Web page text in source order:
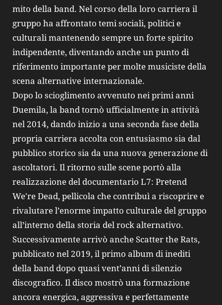
mito della band. Nel corso della loro carriera il
gruppo ha affrontato temi sociali, politici e
culturali mantenendo sempre un forte spirito
indipendente, diventando anche un punto di
riferimento importante per molte musiciste della
scena alternative internazionale.
Dopo lo scioglimento avvenuto nei primi anni
Duemila, la band tornò ufficialmente in attività
nel 2014, dando inizio a una seconda fase della
propria carriera accolta con entusiasmo sia dal
pubblico storico sia da una nuova generazione di
ascoltatori. Il ritorno sulle scene portò alla
realizzazione del documentario L7: Pretend
We're Dead, pellicola che contribuì a riscoprire e
rivalutare l’enorme impatto culturale del gruppo
all’interno della storia del rock alternativo.
Successivamente arrivò anche Scatter the Rats,
pubblicato nel 2019, il primo album di inediti
della band dopo quasi vent’anni di silenzio
discografico. Il disco mostrò una formazione
ancora energica, aggressiva e perfettamente